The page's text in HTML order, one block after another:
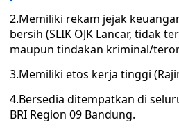
2.Memiliki rekam jejak
bersih (SLIK OJK Lancar, tidak
maupun tindakan kriminal/
3.Memiliki etos kerja tinggi
4.Bersedia ditempatkan di
BRI Region 09 Bandung.